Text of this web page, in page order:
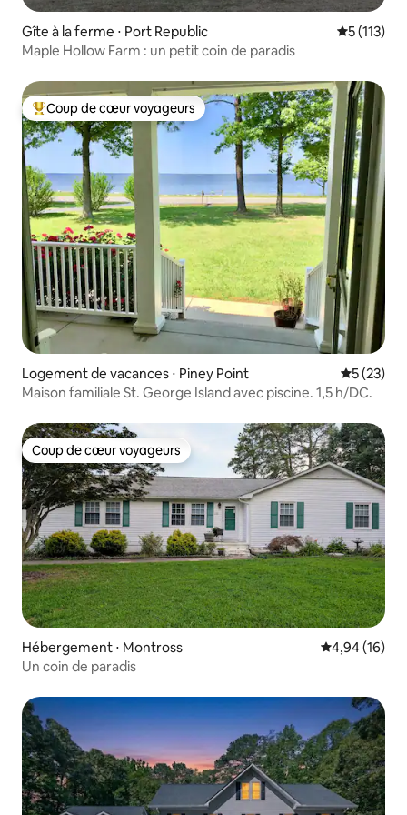
Gîte à la ferme ⋅ Port Republic Évaluation
5 (113)
Maple Hollow Farm : un petit coin de paradis
Coups de cœur voyageurs les plus appréciés
Coup de cœur voyageurs
Logement de vacances ⋅ Piney Point
5 (23)
Maison familiale St. George Island avec piscine. 1,5 h/DC.
Coup de cœur voyageurs
Coup de cœur voyageurs
Hébergement ⋅ Montross Évaluation
4,94 (16)
Un coin de paradis